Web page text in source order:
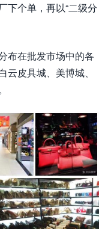
下个单，再以“二级分
布在批发市场中的各
皮具城、美博城、